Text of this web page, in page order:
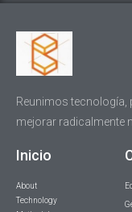
Reunimos
mejorar radicalmente
Inicio
About
Technology